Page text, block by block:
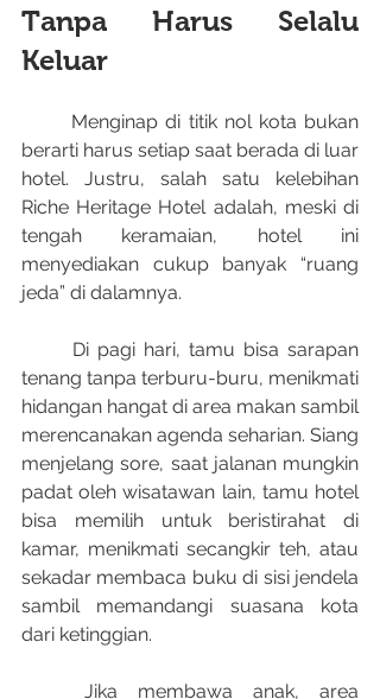
Tanpa Harus Selalu
Keluar
berarti harus setiap saat berada di luar
hotel. Justru, salah satu kelebihan
Riche Heritage Hotel adalah, meski di
tengah keramaian, hotel ini
menyediakan cukup banyak “ruang
jeda” di dalamnya.
tenang tanpa terburu-buru, menikmati
hidangan hangat di area makan sambil
merencanakan agenda seharian. Siang
menjelang sore, saat jalanan mungkin
padat oleh wisatawan lain, tamu hotel
bisa memilih untuk beristirahat di
kamar, menikmati secangkir teh, atau
sekadar membaca buku di sisi jendela
sambil memandangi suasana kota
dari ketinggian.